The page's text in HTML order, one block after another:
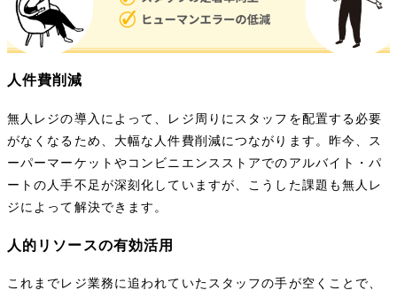
人件費削減
無人レジの導入によって、レジ周りにスタッフを配置する必要
がなくなるため、大幅な人件費削減につながります。昨今、ス
ーパーマーケットやコンビニエンスストアでのアルバイト・パ
ートの人手不足が深刻化していますが、こうした課題も無人レ
ジによって解決できます。
人的リソースの有効活用
これまでレジ業務に追われていたスタッフの手が空くことで、